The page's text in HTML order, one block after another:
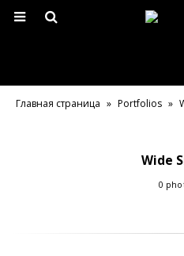
Главная страница » Portfolios »
Wide
0